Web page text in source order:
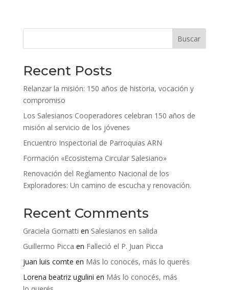
Buscar
Recent Posts
Relanzar la misión: 150 años de historia, vocación y
compromiso
Los Salesianos Cooperadores celebran 150 años de
misión al servicio de los jóvenes
Encuentro Inspectorial de Parroquias ARN
Formación «Ecosistema Circular Salesiano»
Renovación del Reglamento Nacional de los
Exploradores: Un camino de escucha y renovación.
Recent Comments
Graciela Gornatti en Salesianos en salida
Guillermo Picca en Falleció el P. Juan Picca
juan luis comte en Más lo conocés, más lo querés
Lorena beatriz ugulini en Más lo conocés, más